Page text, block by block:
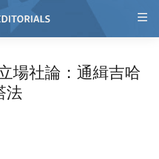
場社論：通緝吉哈
法